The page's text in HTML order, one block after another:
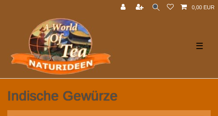
0,00 EUR
☰
Indische Gewürze